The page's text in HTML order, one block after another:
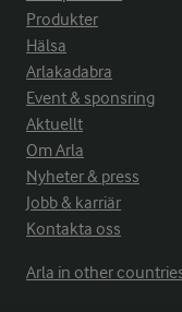
Produkter
Hälsa
Arlakadabra
Event & sponsring
Aktuellt
Om Arla
Nyheter & press
Jobb & karriär
Kontakta oss
Arla in other